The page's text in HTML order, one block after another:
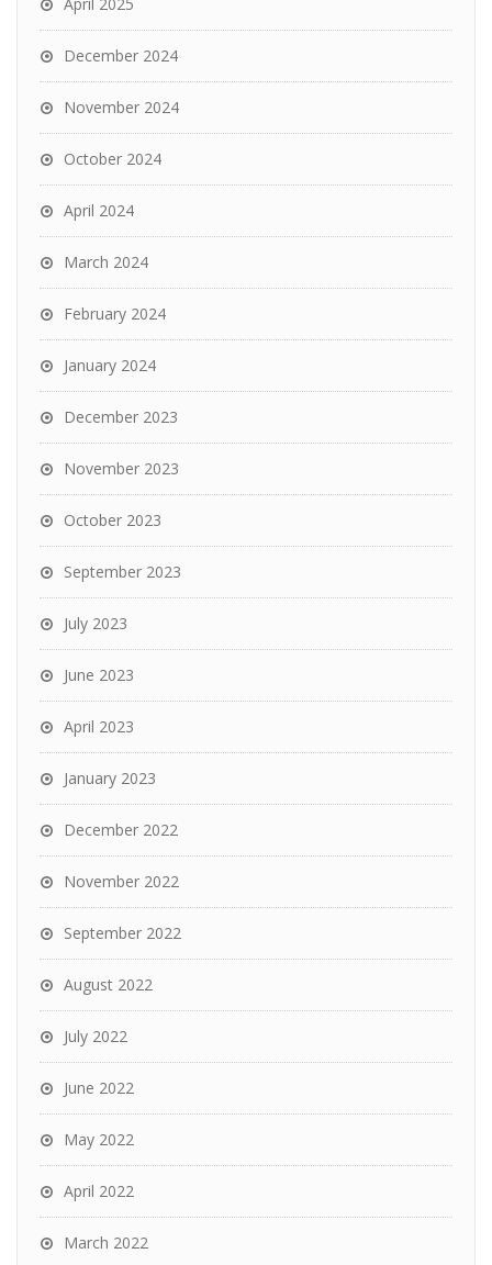
April 2025
December 2024
November 2024
October 2024
April 2024
March 2024
February 2024
January 2024
December 2023
November 2023
October 2023
September 2023
July 2023
June 2023
April 2023
January 2023
December 2022
November 2022
September 2022
August 2022
July 2022
June 2022
May 2022
April 2022
March 2022